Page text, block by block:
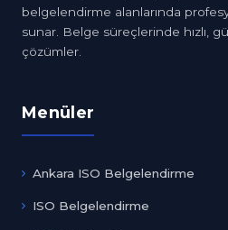
belgelendirme alanlarında
sunar. Belge süreçlerinde hızlı,
çözümler.
Menüler
Ankara ISO Belgelendirme
ISO Belgelendirme